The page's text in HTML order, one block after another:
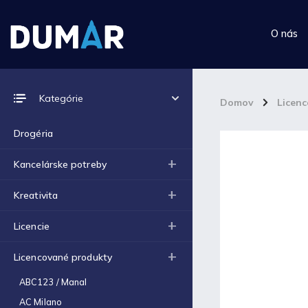
O nás
Domov /
Kategórie
Drogéria
Kancelárske potreby
Kreativita
Licencie
Licencované produkty
ABC123 / Manal
AC Milano
1ks
Výkres školský A3 (180g) -
€0,12